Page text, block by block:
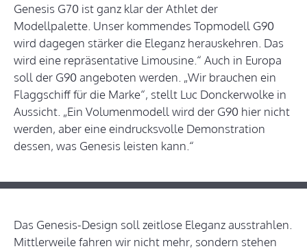
Genesis G70 ist ganz klar der Athlet der
Modellpalette. Unser kommendes Topmodell G90
wird dagegen stärker die Eleganz herauskehren. Das
wird eine repräsentative Limousine.“ Auch in Europa
soll der G90 angeboten werden. „Wir brauchen ein
Flaggschiff für die Marke“, stellt Luc Donckerwolke in
Aussicht. „Ein Volumenmodell wird der G90 hier nicht
werden, aber eine eindrucksvolle Demonstration
dessen, was Genesis leisten kann.“
Das Genesis-Design soll zeitlose Eleganz ausstrahlen.
Mittlerweile fahren wir nicht mehr, sondern stehen